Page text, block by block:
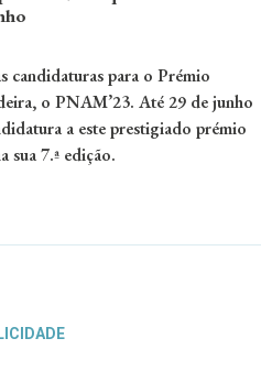
candidaturas para o Prémio
o PNAM’23. Até 29 de junho
a este prestigiado prémio
sua 7.ª edição.